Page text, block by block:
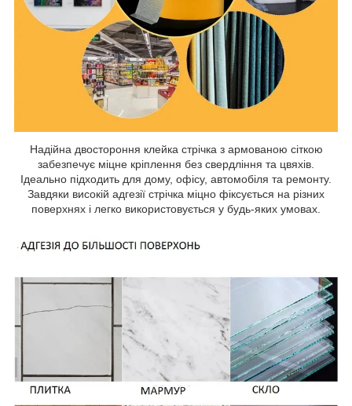
Надійна двостороння клейка стрічка з армованою сіткою
забезпечує міцне кріплення без свердління та цвяхів.
Ідеально підходить для дому, офісу, автомобіля та ремонту.
Завдяки високій адгезії стрічка міцно фіксується на різних
поверхнях і легко використовується у будь-яких умовах.